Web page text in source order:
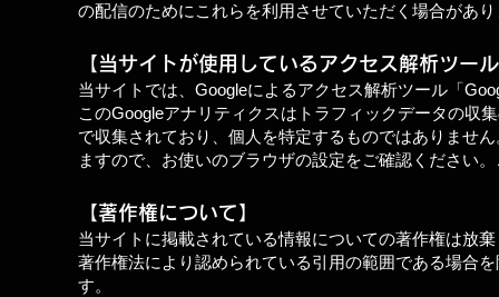
の配信のためにこれらを利用させていただく場合があ
【 当サイトが使用しているアクセス解析ツー
当サイトでは、Googleによるアクセス解析ツール「
このGoogleアナリティクスはトラフィックデータの収
で収集されており、個人を特定するものではありませ
ますので、お使いのブラウザの設定をご確認ください
【著作権について】
当サイトに掲載されている情報についての著作権は放
著作権法により認められている引用の範囲である場合
す。